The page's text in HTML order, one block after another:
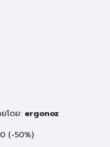
โดย: ergonoz
(-50%)